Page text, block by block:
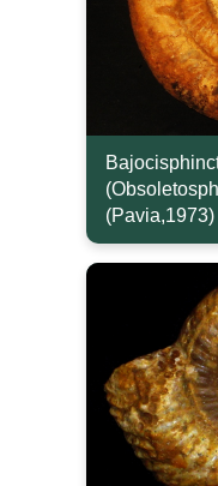
(Pavia,1973)